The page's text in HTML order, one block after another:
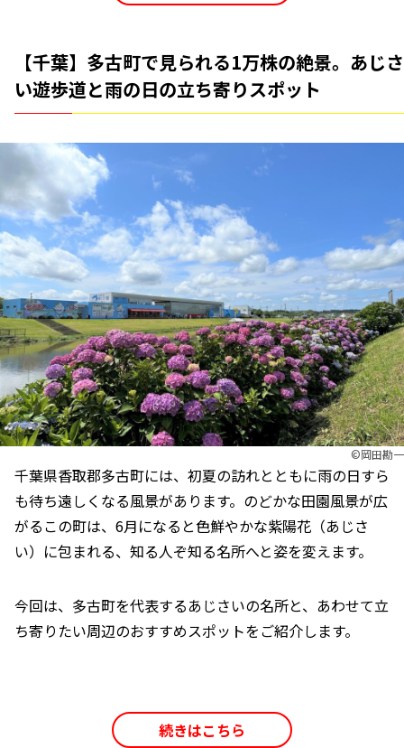
【千葉】多古町で見られる1万株の絶景。あじさ
い遊歩道と雨の日の立ち寄りスポット
©︎岡田勘一
千葉県香取郡多古町には、初夏の訪れとともに雨の日すら
も待ち遠しくなる風景があります。のどかな田園風景が広
がるこの町は、6月になると色鮮やかな紫陽花（あじさ
い）に包まれる、知る人ぞ知る名所へと姿を変えます。
今回は、多古町を代表するあじさいの名所と、あわせて立
ち寄りたい周辺のおすすめスポットをご紹介します。
続きはこちら